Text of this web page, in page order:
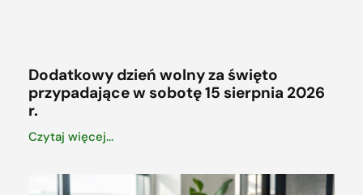
Dodatkowy dzień wolny za święto
przypadające w sobotę 15 sierpnia 2026
r.
Czytaj więcej...